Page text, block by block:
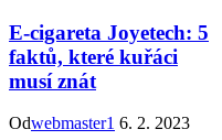
E-cigareta Joyetech: 5
faktů, které kuřáci
musí znát
Odwebmaster1 6. 2. 2023